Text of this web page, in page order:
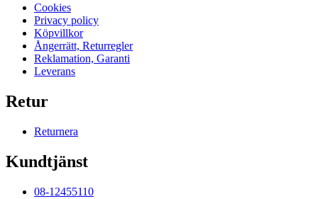
Cookies
Privacy policy
Köpvillkor
Ångerrätt, Returregler
Reklamation, Garanti
Leverans
Retur
Returnera
Kundtjänst
08-12455110